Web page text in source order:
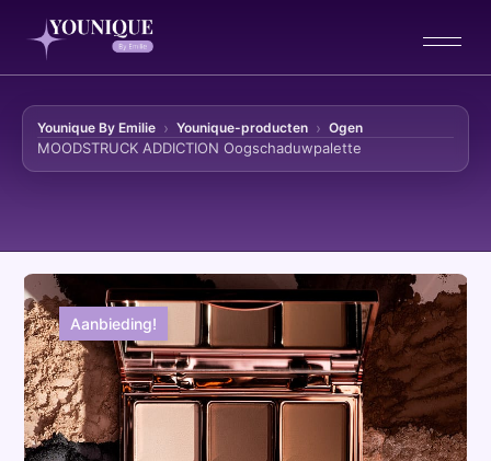
Younique By Emilie Younique-producten Ogen
MOODSTRUCK ADDICTION Oogschaduwpalette
Ga naar de inhoud
Aanbieding!